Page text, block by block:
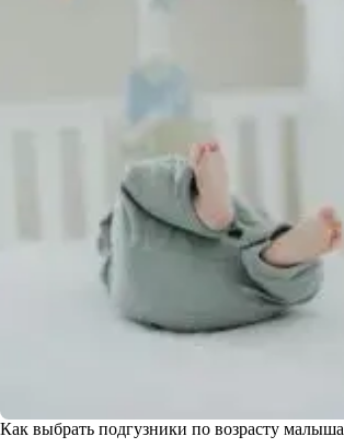
Как выбрать подгузники по возрасту малыша